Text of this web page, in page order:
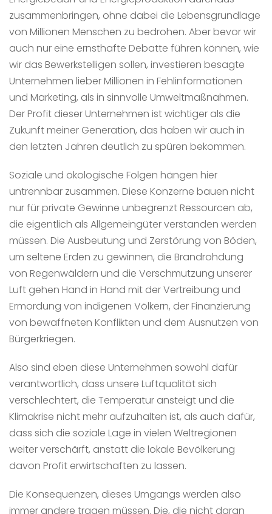
zusammenbringen, ohne dabei die Lebensgrundlage
von Millionen Menschen zu bedrohen. Aber bevor wir
auch nur eine ernsthafte Debatte führen können, wie
wir das Bewerkstelligen sollen, investieren besagte
Unternehmen lieber Millionen in Fehlinformationen
und Marketing, als in sinnvolle Umweltmaßnahmen.
Der Profit dieser Unternehmen ist wichtiger als die
Zukunft meiner Generation, das haben wir auch in
den letzten Jahren deutlich zu spüren bekommen.
Soziale und ökologische Folgen hängen hier
untrennbar zusammen. Diese Konzerne bauen nicht
nur für private Gewinne unbegrenzt Ressourcen ab,
die eigentlich als Allgemeingüter verstanden werden
müssen. Die Ausbeutung und Zerstörung von Böden,
um seltene Erden zu gewinnen, die Brandrohdung
von Regenwäldern und die Verschmutzung unserer
Luft gehen Hand in Hand mit der Vertreibung und
Ermordung von indigenen Völkern, der Finanzierung
von bewaffneten Konflikten und dem Ausnutzen von
Bürgerkriegen.
Also sind eben diese Unternehmen sowohl dafür
verantwortlich, dass unsere Luftqualität sich
verschlechtert, die Temperatur ansteigt und die
Klimakrise nicht mehr aufzuhalten ist, als auch dafür,
dass sich die soziale Lage in vielen Weltregionen
weiter verschärft, anstatt die lokale Bevölkerung
davon Profit erwirtschaften zu lassen.
Die Konsequenzen, dieses Umgangs werden also
immer andere tragen müssen. Die, die nicht daran